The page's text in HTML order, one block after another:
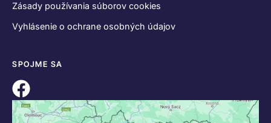
Zásady používania súborov cookies
Vyhlásenie o ochrane osobných údajov
SPOJME SA